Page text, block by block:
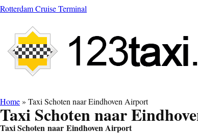
Rotterdam Cruise Terminal
Home» Taxi Schoten naar Eindhoven Airport
Taxi Schoten naar
Taxi Schoten naar Eindhoven Airport